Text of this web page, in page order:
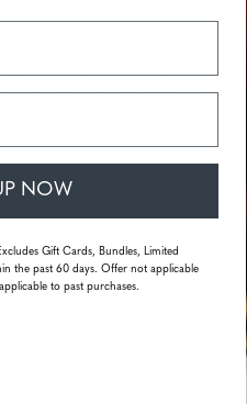
tokidoki x GUNNAR
Flexibele scharnieren,
met SANDy en haar
het tokidoki-logo
NOW
Gift Cards, Bundles, Limited
the past 60 days. Offer not applicable
to past purchases.